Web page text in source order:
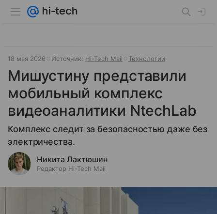
18 мая 2026 Источник: Hi-Tech Mail Технологии
Мишустину представили
мобильный комплекс
видеоаналитики NtechLab
Комплекс следит за безопасностью даже без
электричества.
Никита Лактюшин
Редактор Hi-Tech Mail